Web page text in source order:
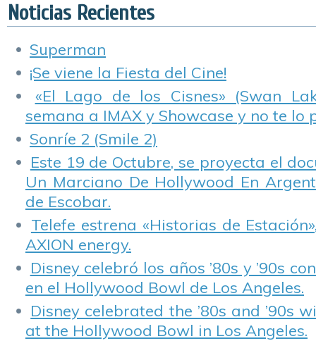
Noticias Recientes
Superman
¡Se viene la Fiesta del Cine!
«El Lago de los Cisnes» (Swan
semana a IMAX y Showcase y no te lo
Sonríe 2 (Smile 2)
Este 19 de Octubre, se proyecta el
Un Marciano De Hollywood En
de Escobar.
Telefe estrena «Historias de
AXION energy.
Disney celebró los años ’80s y ’90s
en el Hollywood Bowl de Los Angeles.
Disney celebrated the ’80s and ’90s
at the Hollywood Bowl in Los Angeles.